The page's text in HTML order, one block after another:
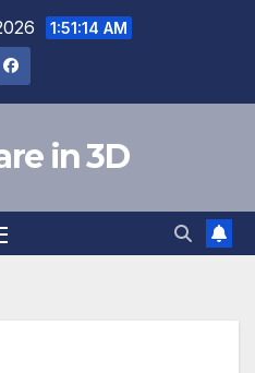
1:51:15 AM
in 3D